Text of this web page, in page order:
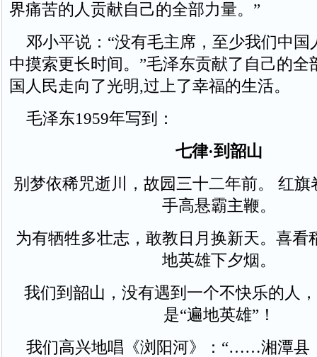
界痛苦的人贡献自己的全部力量。”
邓小平说：“没有毛主席，至少我们中国
中摸索更长时间。”毛泽东贡献了自己的全
国人民走向了光明,过上了幸福的生活。
毛泽东1959年写到：
七律·到韶山
别梦依稀咒逝川，故园三十二年前。 红旗
手高悬霸主鞭。
为有牺牲多壮志，敢教日月换新天。喜看
地英雄下夕烟。
我们到韶山，没有遇到一个不快乐的人
是“遍地英雄”！
我们高兴地唱《浏阳河》：“……湘潭县